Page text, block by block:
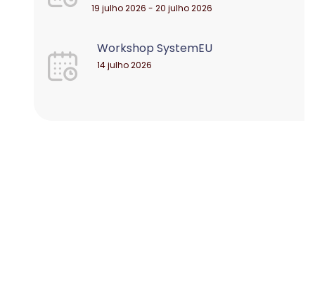
19 julho 2026 - 20 julho 2026
Workshop SystemEU
14 julho 2026